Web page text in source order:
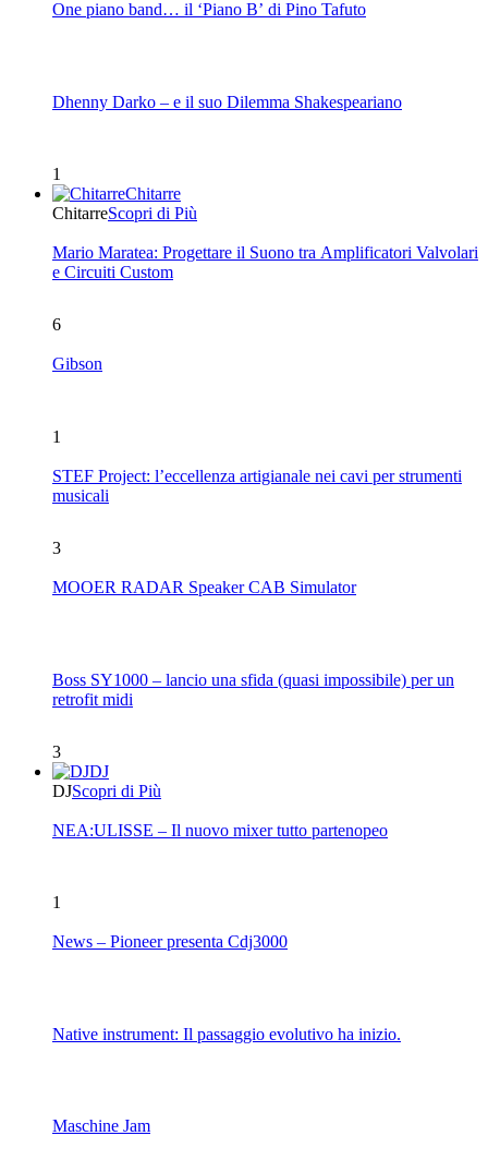
One piano band… il ‘Piano B’ di Pino Tafuto
Dhenny Darko – e il suo Dilemma Shakespeariano
1
Chitarre
ChitarreScopri di Più
Mario Maratea: Progettare il Suono tra Amplificatori Valvolari
e Circuiti Custom
6
Gibson
1
STEF Project: l’eccellenza artigianale nei cavi per strumenti
musicali
3
MOOER RADAR Speaker CAB Simulator
Boss SY1000 – lancio una sfida (quasi impossibile) per un
retrofit midi
3
DJ
DJScopri di Più
NEA:ULISSE – Il nuovo mixer tutto partenopeo
1
News – Pioneer presenta Cdj3000
Native instrument: Il passaggio evolutivo ha inizio.
Maschine Jam